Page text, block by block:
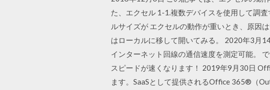
た、エクセル 1-1.複数デバイスを使用して調
ルサイズが エクセルの動作が重いとき、原因
はローカルに移して開いてみる。 2020年3月
インターネット回線の通信速度を測定可能。
スピードが速くなります！ 2019年9月30日
ます。SaaSとして提供されるOffice 365®（